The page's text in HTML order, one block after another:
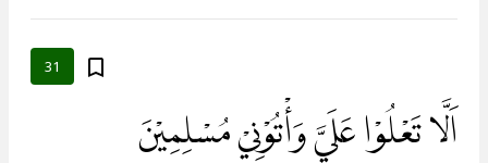
31
اَلَّا تَعْلُوْا عَلَيَّ وَأْتُوْنِيْ مُسْلِمِيْنَ